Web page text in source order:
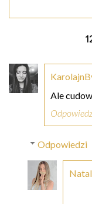
Ale
Odpowiedzi